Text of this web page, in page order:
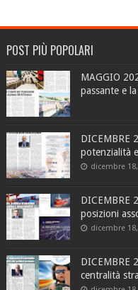
POST PIÙ POPOLARI
MAGGIO
passante e
DICEMBRE
potenzialità
dicembre 18,
DICEMBRE
posizioni
dicembre 18,
DICEMBRE
centralità